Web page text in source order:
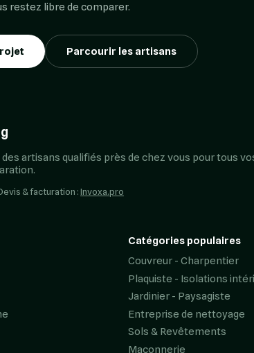
restez libre de comparer.
Parcourir les artisans
artisans qualifiés près de chez vous pour tous
& facturation :Invoxa.pro
Catégories populaires
Couvreur - Charpentier
Plaquiste - Isolations
Jardinier - Paysagiste
Entreprise de nettoyage
Sols & Revêtements
Maçonnerie